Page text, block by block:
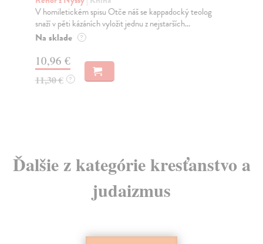
V homiletickém spisu Otče náš se kappadocký teolog
snaží v pěti kázáních vyložit jednu z nejstarších...
Na sklade ?
10,96 €
11,30 € ?
Ďalšie z kategórie kresťanstvo a
judaizmus